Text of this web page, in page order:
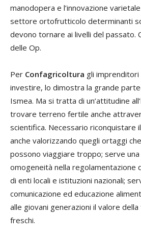
manodopera e l’innovazione
settore ortofrutticolo determinanti
devono tornare ai livelli del passato.
delle Op.
Per Confagricoltura gli
investire, lo dimostra la grande
Ismea. Ma si tratta di un’attitudine
trovare terreno fertile anche
scientifica. Necessario riconquistare
anche valorizzando quegli ortaggi
possono viaggiare troppo; serve
omogeneità nella regolamentazione
di enti locali e istituzioni nazionali;
comunicazione ed educazione
alle giovani generazioni il valore
freschi.